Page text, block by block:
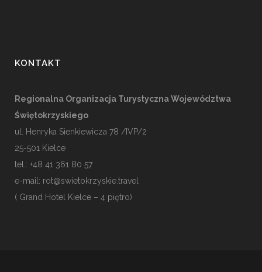
KONTAKT
Regionalna Organizacja Turystyczna Województwa
Świętokrzyskiego
ul. Henryka Sienkiewicza 78 /IVP/2
25-501 Kielce
tel.: +48 41 361 80 57
e-mail: rot@swietokrzyskie.travel
( Grand Hotel Kielce – 4 piętro)